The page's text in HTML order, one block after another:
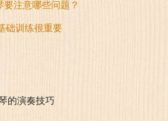
要注意哪些问题？
础训练很重要
的演奏技巧